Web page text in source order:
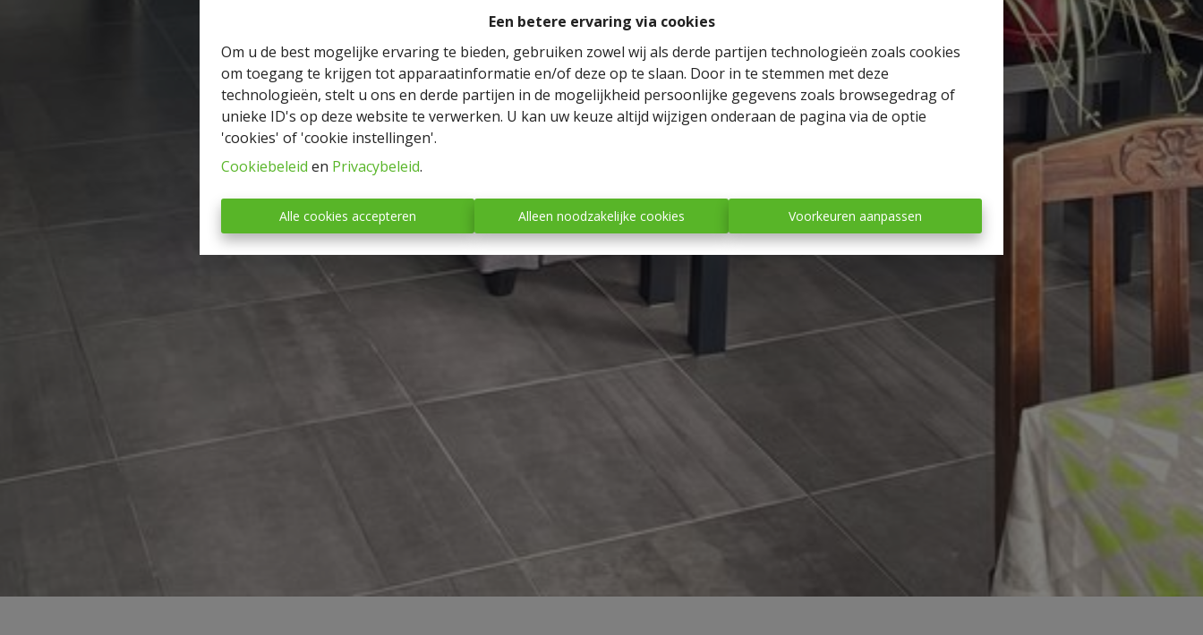
Een betere ervaring via cookies
Om u de best mogelijke ervaring te bieden, gebruiken zowel wij als derde partijen technologieën zoals cookies
om toegang te krijgen tot apparaatinformatie en/of deze op te slaan. Door in te stemmen met deze
technologieën, stelt u ons en derde partijen in de mogelijkheid persoonlijke gegevens zoals browsegedrag of
unieke ID's op deze website te verwerken. U kan uw keuze altijd wijzigen onderaan de pagina via de optie
'cookies' of 'cookie instellingen'.
Cookiebeleid en Privacybeleid.
Alle cookies accepteren Alleen noodzakelijke cookies Voorkeuren aanpassen